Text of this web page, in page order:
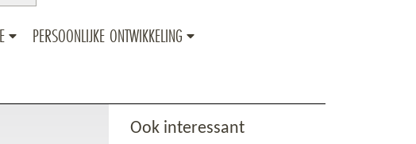
PERSOONLIJKE ONTWIKKELING
Ook interessant